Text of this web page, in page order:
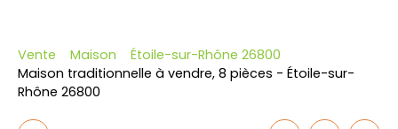
Vente Maison
Étoile-sur-Rhône 26800
Maison traditionnelle à vendre, 8 pièces - Étoile-sur-
Rhône 26800